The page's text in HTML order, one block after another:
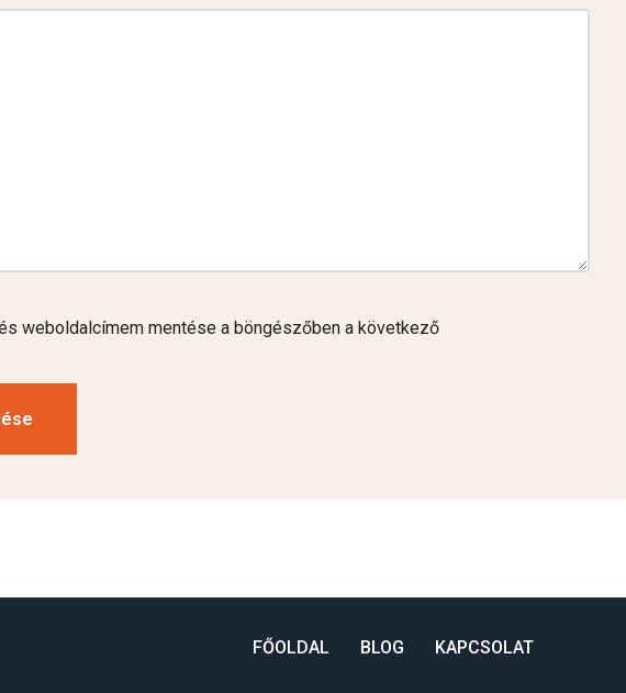
weboldalcímem mentése a böngészőben a következő
FŐOLDAL BLOG KAPCSOLAT